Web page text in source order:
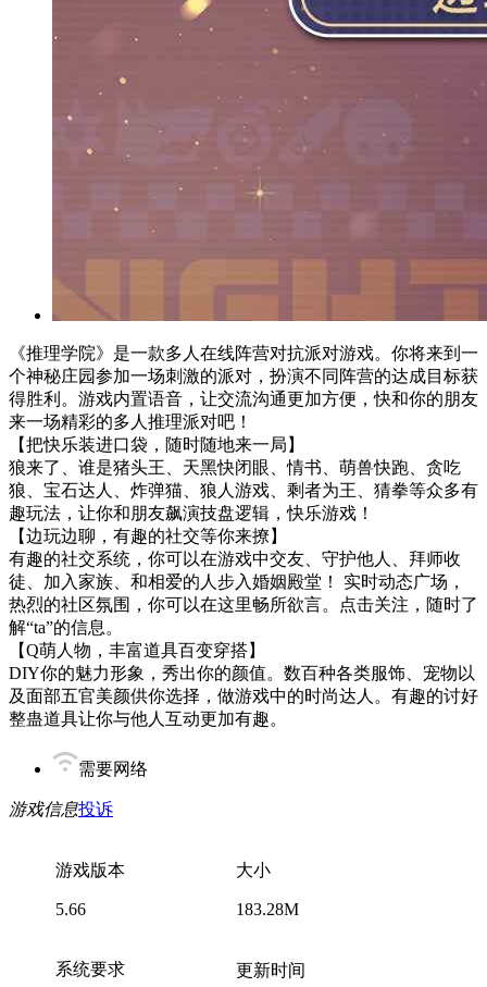
《推理学院》是一款多人在线阵营对抗派对游戏。你将来到一
个神秘庄园参加一场刺激的派对，扮演不同阵营的达成目标获
得胜利。游戏内置语音，让交流沟通更加方便，快和你的朋友
来一场精彩的多人推理派对吧！
【把快乐装进口袋，随时随地来一局】
狼来了、谁是猪头王、天黑快闭眼、情书、萌兽快跑、贪吃
狼、宝石达人、炸弹猫、狼人游戏、剩者为王、猜拳等众多有
趣玩法，让你和朋友飙演技盘逻辑，快乐游戏！
【边玩边聊，有趣的社交等你来撩】
有趣的社交系统，你可以在游戏中交友、守护他人、拜师收
徒、加入家族、和相爱的人步入婚姻殿堂！ 实时动态广场，
热烈的社区氛围，你可以在这里畅所欲言。点击关注，随时了
解“ta”的信息。
【Q萌人物，丰富道具百变穿搭】
DIY你的魅力形象，秀出你的颜值。数百种各类服饰、宠物以
及面部五官美颜供你选择，做游戏中的时尚达人。有趣的讨好
整蛊道具让你与他人互动更加有趣。
需要网络
游戏信息投诉
游戏版本
5.66
大小
183.28M
系统要求 更新时间